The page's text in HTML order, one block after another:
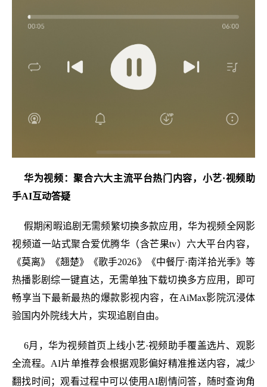
华为视频：聚合六大主流平台热门内容，小艺·视频助
手AI互动答疑
假期闲暇追剧无需频繁切换多款应用，华为视频全网影
视频道一站式聚合爱优腾华（含芒果tv）六大平台内容，
《莫离》《翘楚》《歌手2026》《中餐厅·南洋拾光季》等
热播影剧综一键直达，无需单独下载切换多方应用，即可
畅享当下最新最热的爆款影视内容，在AiMax影院沉浸体
验国内外院线大片，实现追剧自由。
6月，华为视频首页上线小艺·视频助手覆盖选片、观影
全流程。AI片单推荐会根据观影偏好精准推送内容，减少
翻找时间；观看过程中可以使用AI剧情问答，随时查询角